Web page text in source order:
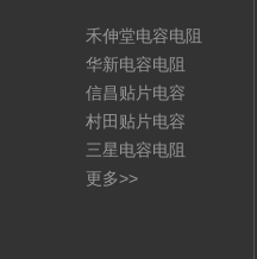
禾伸堂电容电阻
华新电容电阻
信昌贴片电容
村田贴片电容
三星电容电阻
更多>>